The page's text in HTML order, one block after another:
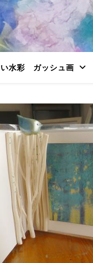
水彩 ガッシュ画